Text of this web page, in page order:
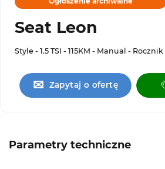
Seat Leon
Style - 1.5 TSI - 115KM - Manual - Rocznik
✉ Zapytaj o ofertę
Parametry techniczne